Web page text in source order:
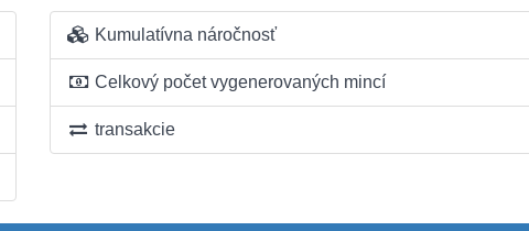
Kumulatívna náročnosť
Celkový počet vygenerovaných mincí
transakcie